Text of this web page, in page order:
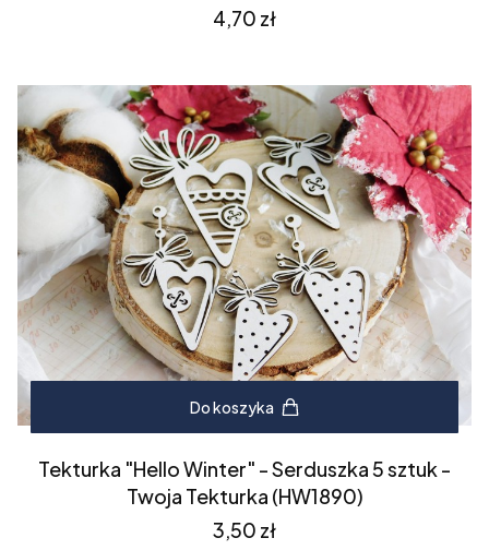
Cena
4,70 zł
Do koszyka
Tekturka "Hello Winter" - Serduszka 5 sztuk -
Twoja Tekturka (HW1890)
Cena
3,50 zł